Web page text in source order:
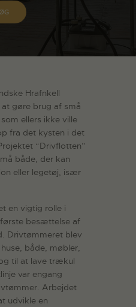
Hrafnkell
gøre brug af små
ellers ikke ville
fra det kysten i det
“Drivflotten”
både, der kan
eller legetøj, især
en vigtig rolle i
første besættelse af
Drivtømmeret blev
både, møbler,
til at lave trækul
var engang
Arbejdet
udvikle en